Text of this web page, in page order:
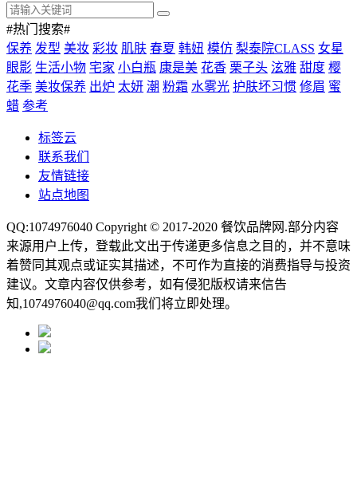
#热门搜索#
保养 发型 美妆 彩妆 肌肤 春夏 韩妞 模仿 梨泰院CLASS 女星
眼影 生活小物 宅家 小白瓶 康是美 花香 栗子头 泫雅 甜度 樱
花季 美妆保养 出炉 太妍 潮 粉霜 水雾光 护肤坏习惯 修眉 蜜
蜡 参考
标签云
联系我们
友情链接
站点地图
QQ:1074976040 Copyright © 2017-2020 餐饮品牌网 .部分内容
来源用户上传，登载此文出于传递更多信息之目的，并不意味
着赞同其观点或证实其描述，不可作为直接的消费指导与投资
建议。文章内容仅供参考，如有侵犯版权请来信告
知,1074976040@qq.com我们将立即处理。